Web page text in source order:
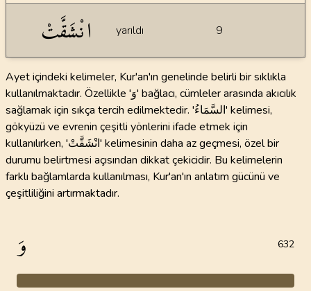
انْشَقَّتْ yarıldı 9
Ayet içindeki kelimeler, Kur'an'ın genelinde belirli bir sıklıkla
kullanılmaktadır. Özellikle 'وَ' bağlacı, cümleler arasında akıcılık
sağlamak için sıkça tercih edilmektedir. 'السَّمَاءُ' kelimesi,
gökyüzü ve evrenin çeşitli yönlerini ifade etmek için
kullanılırken, 'انْشَقَّتْ' kelimesinin daha az geçmesi, özel bir
durumu belirtmesi açısından dikkat çekicidir. Bu kelimelerin
farklı bağlamlarda kullanılması, Kur'an'ın anlatım gücünü ve
çeşitliliğini artırmaktadır.
وَ 632